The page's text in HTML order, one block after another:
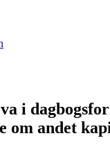
i
andet